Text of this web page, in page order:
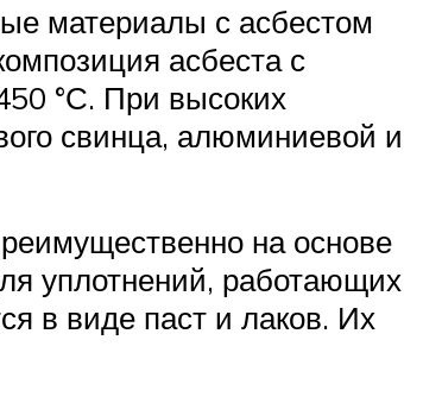
материалы с асбестом
асбеста с
°С. При высоких
свинца, алюминиевой и
на основе
уплотнений, работающих
в виде паст и лаков. Их